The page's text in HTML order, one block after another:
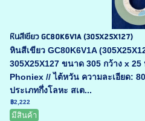
หินสีเขียว GC80K6V1A (305X25X127)
หินสีเขียว GC80K6V1A
305X25X127 ขนาด 305 กว้าง x
Phoniex // ไต้หวัน ความละเอียด:
ประเภทกึ่งโลหะ สเต...
฿2,222
มีสินค้า